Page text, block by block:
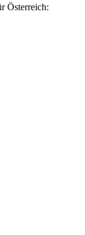
Österreich: